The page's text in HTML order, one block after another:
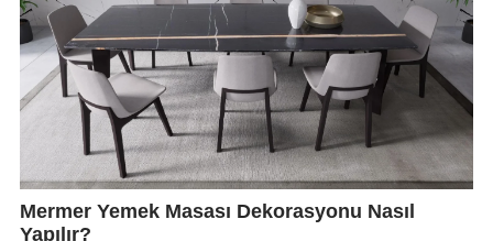
Mermer Yemek Masası Dekorasyonu Nasıl
Yapılır?